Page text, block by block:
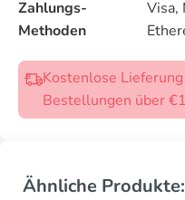
Zahlungs-
Methoden
Visa,
Kostenlose
Bestellungen über
Ähnliche Produkte: